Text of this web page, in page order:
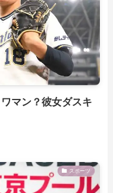
マン？彼女ダスキ
スポーツ